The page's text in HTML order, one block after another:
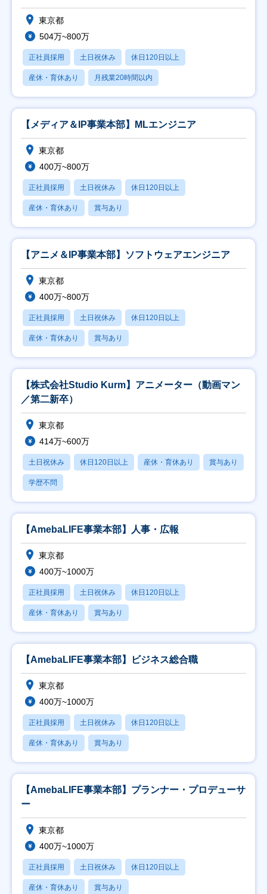
東京都
504万~800万
正社員採用 土日祝休み 休日120日以上
産休・育休あり 月残業20時間以内
【メディア＆IP事業本部】MLエンジニア
東京都
400万~800万
正社員採用 土日祝休み 休日120日以上
産休・育休あり 賞与あり
【アニメ＆IP事業本部】ソフトウェアエンジニア
東京都
400万~800万
正社員採用 土日祝休み 休日120日以上
産休・育休あり 賞与あり
【株式会社Studio Kurm】アニメーター（動画マン
／第二新卒）
東京都
414万~600万
土日祝休み 休日120日以上 産休・育休あり 賞与あり
学歴不問
【AmebaLIFE事業本部】人事・広報
東京都
400万~1000万
正社員採用 土日祝休み 休日120日以上
産休・育休あり 賞与あり
【AmebaLIFE事業本部】ビジネス総合職
東京都
400万~1000万
正社員採用 土日祝休み 休日120日以上
産休・育休あり 賞与あり
【AmebaLIFE事業本部】プランナー・プロデューサ
ー
東京都
400万~1000万
正社員採用 土日祝休み 休日120日以上
産休・育休あり 賞与あり